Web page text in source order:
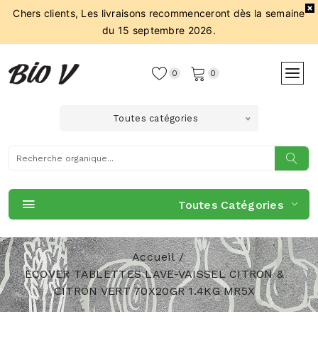
Chers clients, Les livraisons recommenceront dès la semaine
du 15 septembre 2026.
0 0
Toutes catégories
Toutes Catégories
Accueil
ECOVER TABLETTES LAVE-VAISSEL CITRON &
CITRON VERT 70X20GR 1.4KG MR5X